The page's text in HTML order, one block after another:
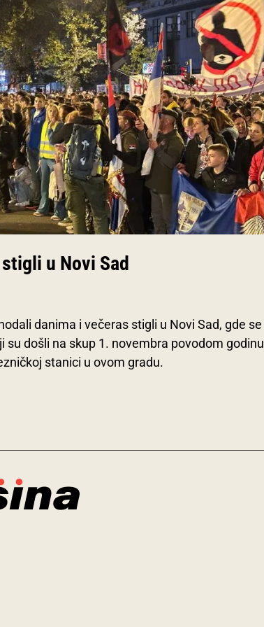
u Novi Sad
danima i večeras stigli u Novi Sad, gde se
su došli na skup 1. novembra povodom godinu
stanici u ovom gradu.